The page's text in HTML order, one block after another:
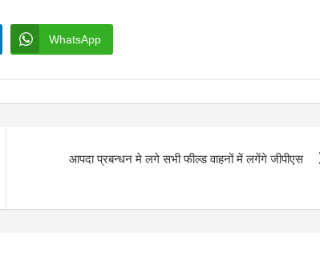
WhatsApp
आपदा प्रबन्धन मे लगे सभी फील्ड वाहनों में लगेंगे जीपीएस